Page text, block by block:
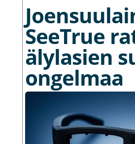
SeeTrue
älylasien
ongelmaa